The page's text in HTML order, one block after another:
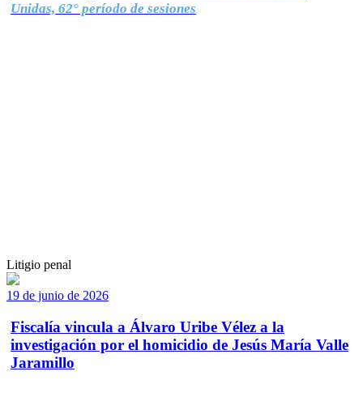
Unidas, 62° período de sesiones
Litigio penal
19 de junio de 2026
Fiscalía vincula a Álvaro Uribe Vélez a la
investigación por el homicidio de Jesús María Valle
Jaramillo